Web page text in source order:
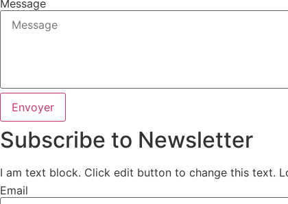
Message
Envoyer
Subscribe to Newsletter
I am text block. Click edit button to change this text.
Email